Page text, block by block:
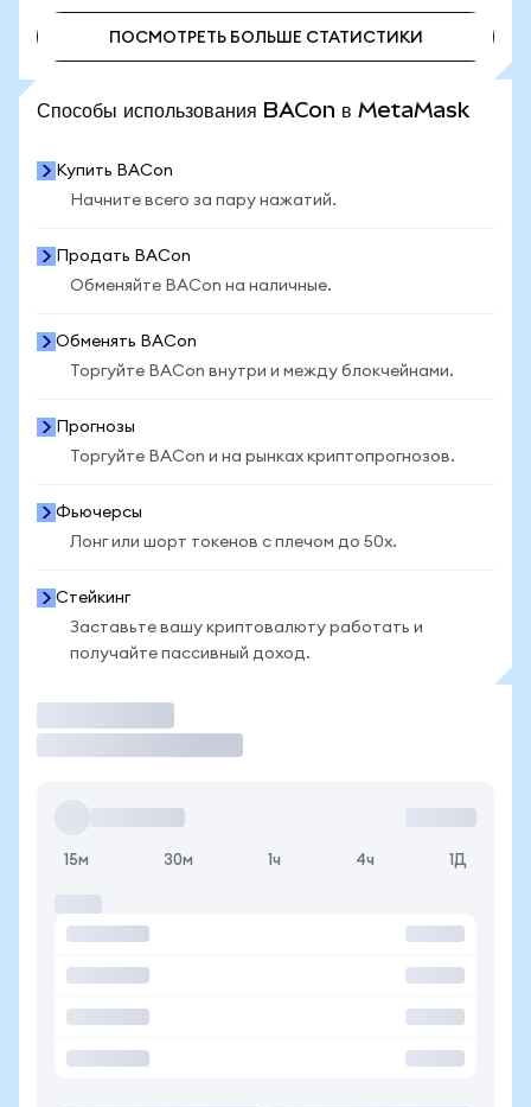
ПОСМОТРЕТЬ БОЛЬШЕ СТАТИСТИКИ
Способы использования BACon в MetaMask
Купить BACon
Начните всего за пару нажатий.
Продать BACon
Обменяйте BACon на наличные.
Обменять BACon
Торгуйте BACon внутри и между блокчейнами.
Прогнозы
Торгуйте BACon и на рынках криптопрогнозов.
Фьючерсы
Лонг или шорт токенов с плечом до 50x.
Стейкинг
Заставьте вашу криптовалюту работать и
получайте пассивный доход.
15м 30м 1ч 4ч 1Д